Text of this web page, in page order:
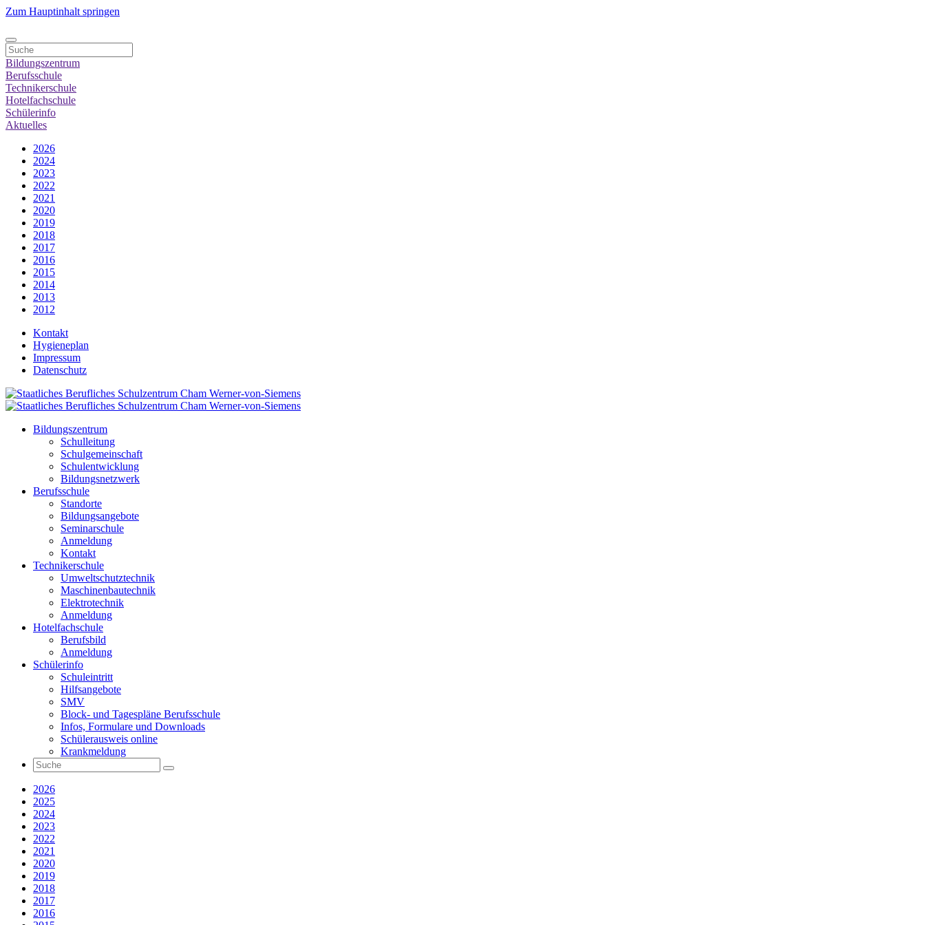
Zum Hauptinhalt springen
Bildungszentrum
Berufsschule
Technikerschule
Hotelfachschule
Schülerinfo
Aktuelles
2026
2024
2023
2022
2021
2020
2019
2018
2017
2016
2015
2014
2013
2012
Kontakt
Hygieneplan
Impressum
Datenschutz
Bildungszentrum
Schulleitung
Schulgemeinschaft
Schulentwicklung
Bildungsnetzwerk
Berufsschule
Standorte
Bildungsangebote
Seminarschule
Anmeldung
Kontakt
Technikerschule
Umweltschutztechnik
Maschinenbautechnik
Elektrotechnik
Anmeldung
Hotelfachschule
Berufsbild
Anmeldung
Schülerinfo
Schuleintritt
Hilfsangebote
SMV
Block- und Tagespläne Berufsschule
Infos, Formulare und Downloads
Schülerausweis online
Krankmeldung
2026
2025
2024
2023
2022
2021
2020
2019
2018
2017
2016